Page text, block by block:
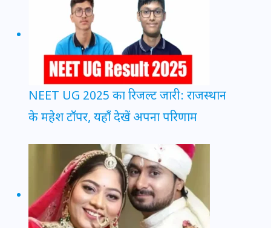
NEET UG 2025 का रिजल्ट जारी: राजस्थान
के महेश टॉपर, यहाँ देखें अपना परिणाम